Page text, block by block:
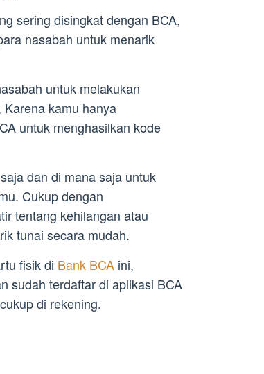
sering disingkat dengan BCA,
nasabah untuk menarik
untuk melakukan
kamu hanya
untuk menghasilkan kode
dan di mana saja untuk
Cukup dengan
tentang kehilangan atau
tunai secara mudah.
fisik di Bank BCA ini,
sudah terdaftar di aplikasi BCA
di rekening.